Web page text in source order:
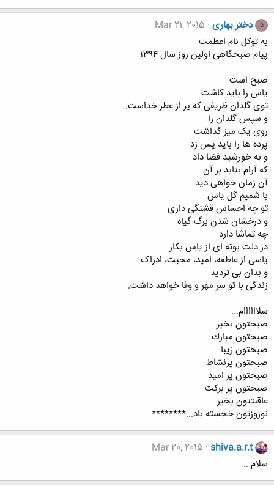
د دختر بهاری Mar 21, 2015
به توکل نام اعظمت
پیام صبحگاهی اولین روز سال ۱۳۹۴
صبح است
یاس را باید کاشت
توی گلدان ظریفی که پر از عطر خداست.
و سپس گلدان را
روی یک میز گذاشت
پرده ها را باید پس زد
و به خورشید فضا داد
که آرام بتابد بر آن
آن زمان خواهی دید
با شمیم گل یاس
تو چه احساس قشنگی داری
و درخشان شدن برگ گیاه
چه تماشا دارد
در دلت بوته ای از یاس بکار
یاسی از عاطفه، امید، محبت، ادراک
و بدان بی تردید
زندگی با تو سر مهر و وفا خواهد داشت.
سلاااااام...
صبحتون بخير
صبحتون مبارك
صبحتون زیبا
صبحتون پرنشاط
صبحتون پر امید
صبحتون پر برکت
عاقبتتون بخیر
نوروزتون خجسته باد...********
shiva.a.r.t
Mar 20, 2015
سلام ..